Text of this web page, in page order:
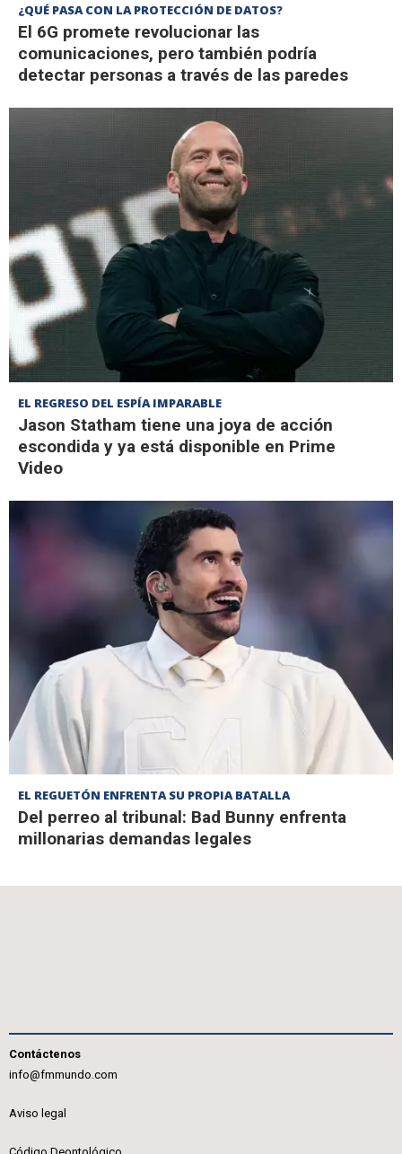
¿QUÉ PASA CON LA PROTECCIÓN DE DATOS?
El 6G promete revolucionar las
comunicaciones, pero también podría
detectar personas a través de las paredes
EL REGRESO DEL ESPÍA IMPARABLE
Jason Statham tiene una joya de acción
escondida y ya está disponible en Prime
Video
EL REGUETÓN ENFRENTA SU PROPIA BATALLA
Del perreo al tribunal: Bad Bunny enfrenta
millonarias demandas legales
Contáctenos
info@fmmundo.com
Aviso legal